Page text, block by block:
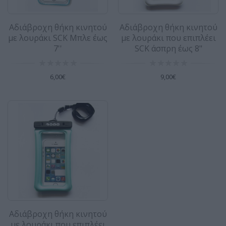
Αδιάβροχη θήκη κινητού με λουράκι
που επιπλέει SCK άσπρη έως 8"
Αδιάβροχη θήκη κινητού από την SCK.
Απόλυτη στεγανοποίηση σε ιδανικές
Αδιάβροχη θήκη κινητού με λουράκι
που επιπλέει SCK Βεραμάν έως 8"
PVC Αδιάβροχη θήκη για κινητό με ασφάλεια
στεγανοποίησης. Επιπλέει στο νερό χάρη στο
φουσκωτ..
9,00€
Αδιάβροχη θήκη κινητού
με λουράκι SCK Μπλε έως
7''
6,00€
Αδιάβροχη θήκη κινητού
με λουράκι που επιπλέει
SCK άσπρη έως 8"
9,00€
Αδιάβροχη θήκη κινητού